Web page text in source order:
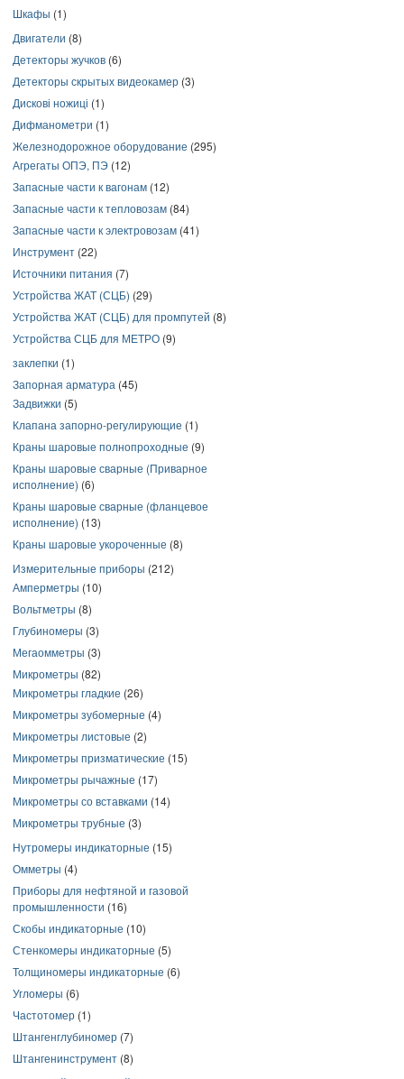
Шкафы (1)
Двигатели (8)
Детекторы жучков (6)
Детекторы скрытых видеокамер (3)
Дискові ножиці (1)
Дифманометри (1)
Железнодорожное оборудование (295)
Агрегаты ОПЭ, ПЭ (12)
Запасные части к вагонам (12)
Запасные части к тепловозам (84)
Запасные части к электровозам (41)
Инструмент (22)
Источники питания (7)
Устройства ЖАТ (СЦБ) (29)
Устройства ЖАТ (СЦБ) для промпутей (8)
Устройства СЦБ для МЕТРО (9)
заклепки (1)
Запорная арматура (45)
Задвижки (5)
Клапана запорно-регулирующие (1)
Краны шаровые полнопроходные (9)
Краны шаровые сварные (Приварное
исполнение) (6)
Краны шаровые сварные (фланцевое
исполнение) (13)
Краны шаровые укороченные (8)
Измерительные приборы (212)
Амперметры (10)
Вольтметры (8)
Глубиномеры (3)
Мегаомметры (3)
Микрометры (82)
Микрометры гладкие (26)
Микрометры зубомерные (4)
Микрометры листовые (2)
Микрометры призматические (15)
Микрометры рычажные (17)
Микрометры со вставками (14)
Микрометры трубные (3)
Нутромеры индикаторные (15)
Омметры (4)
Приборы для нефтяной и газовой
промышленности (16)
Скобы индикаторные (10)
Стенкомеры индикаторные (5)
Толщиномеры индикаторные (6)
Угломеры (6)
Частотомер (1)
Штангенглубиномер (7)
Штангенинструмент (8)